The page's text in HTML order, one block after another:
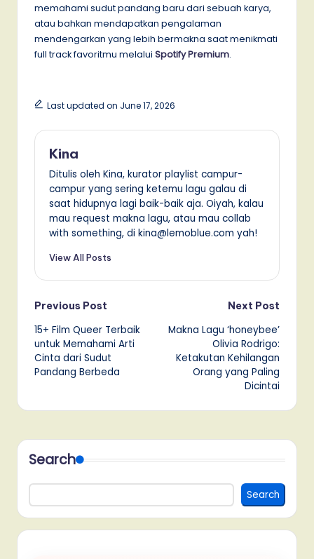
memahami sudut pandang baru dari sebuah karya,
atau bahkan mendapatkan pengalaman
mendengarkan yang lebih bermakna saat menikmati
full track favoritmu melalui Spotify Premium.
Last updated on June 17, 2026
Kina
Ditulis oleh Kina, kurator playlist campur-
campur yang sering ketemu lagu galau di
saat hidupnya lagi baik-baik aja. Oiyah, kalau
mau request makna lagu, atau mau collab
with something, di kina@lemoblue.com yah!
View All Posts
Post
navigation
Previous Post
15+ Film Queer Terbaik
untuk Memahami Arti
Cinta dari Sudut
Pandang Berbeda
Next Post
Makna Lagu ‘honeybee’
Olivia Rodrigo:
Ketakutan Kehilangan
Orang yang Paling
Dicintai
Search
Search